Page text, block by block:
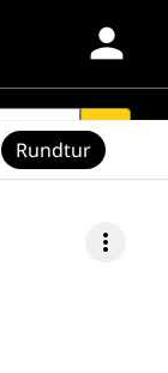
person
search
more_vert
Rundtur